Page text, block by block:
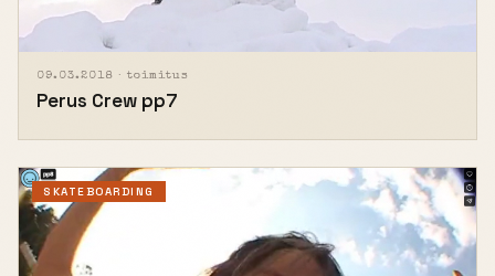
09.03.2018 · toimitus
Perus Crew pp7
SKATEBOARDING